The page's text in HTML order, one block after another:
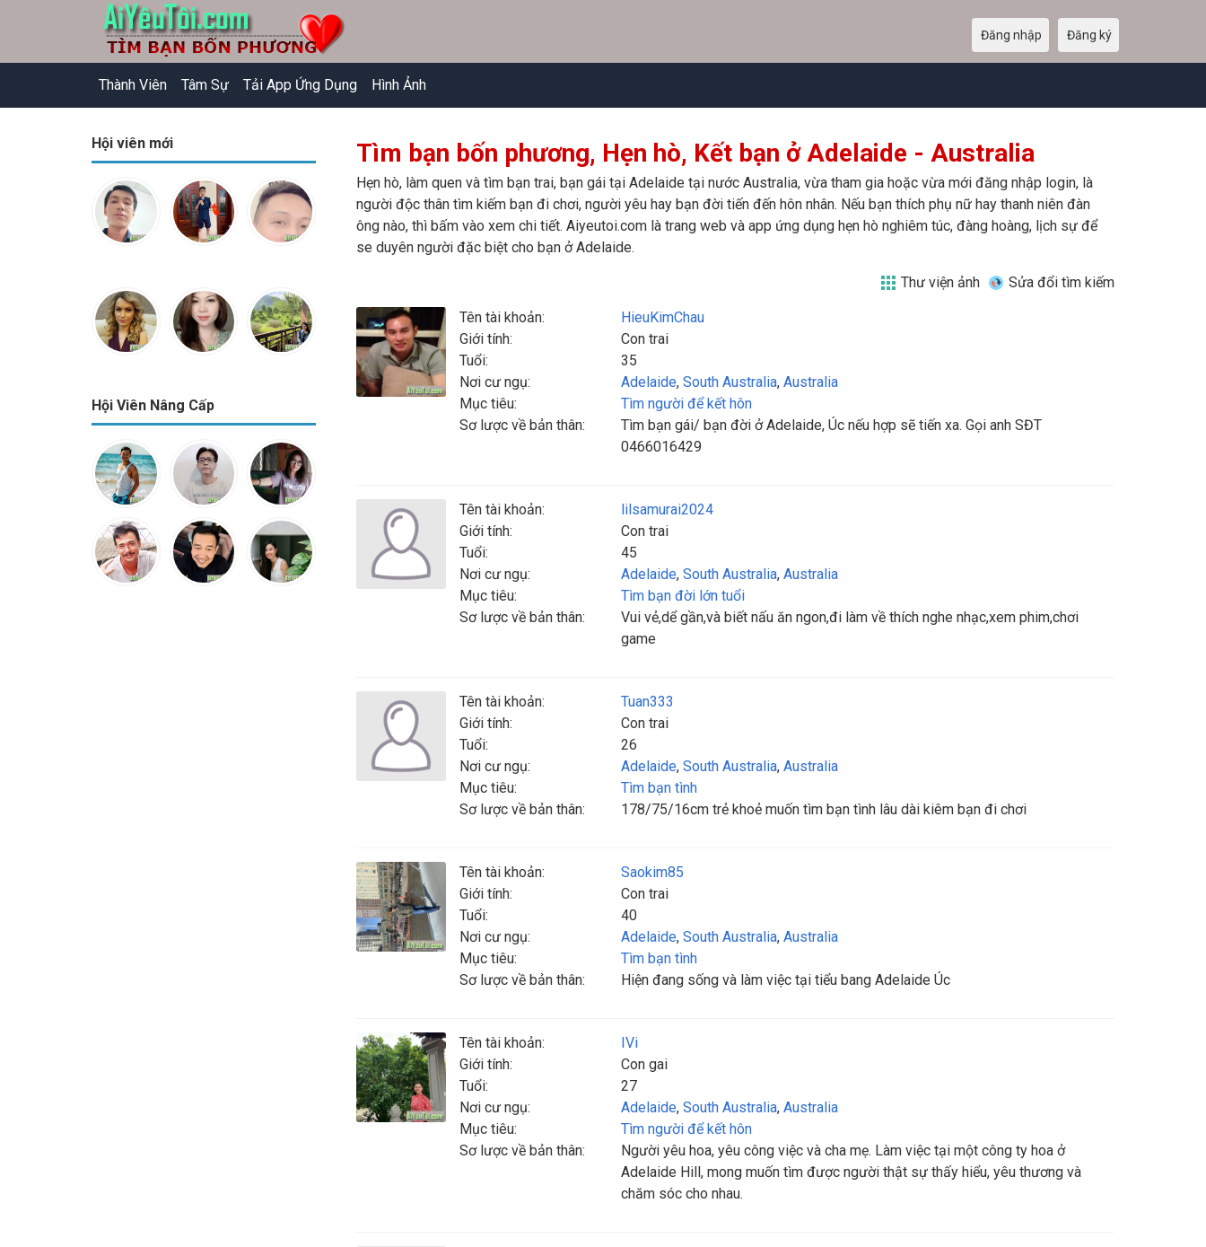
Thành Viên Tâm Sự Tải App Ứng Dụng Hình Ảnh
Đăng nhập Đăng ký
Hội viên mới
Hội Viên Nâng Cấp
Tìm bạn bốn phương, Hẹn hò, Kết bạn ở Adelaide - Australia
Hẹn hò, làm quen và tìm bạn trai, bạn gái tại Adelaide tại nước Australia, vừa tham gia hoặc vừa mới đăng nhập login, là
người độc thân tìm kiếm bạn đi chơi, người yêu hay bạn đời tiến đến hôn nhân. Nếu bạn thích phụ nữ hay thanh niên đàn
ông nào, thì bấm vào xem chi tiết. Aiyeutoi.com là trang web và app ứng dụng hẹn hò nghiêm túc, đàng hoàng, lịch sự để
se duyên người đặc biệt cho bạn ở Adelaide.
Thư viện ảnh Sửa đổi tìm kiếm
Tên tài khoản:
HieuKimChau
Giới tính:
Con trai
Tuổi:
35
Nơi cư ngụ:
Adelaide, South Australia, Australia
Mục tiêu:
Tìm người để kết hôn
Sơ lược về bản thân:
Tìm bạn gái/ bạn đời ở Adelaide, Úc nếu hợp sẽ tiến xa. Gọi anh SĐT
0466016429
Tên tài khoản:
lilsamurai2024
Giới tính:
Con trai
Tuổi:
45
Nơi cư ngụ:
Adelaide, South Australia, Australia
Mục tiêu:
Tìm bạn đời lớn tuổi
Sơ lược về bản thân:
Vui vẻ,dể gần,và biết nấu ăn ngon,đi làm về thích nghe nhạc,xem phim,chơi
game
Tên tài khoản:
Tuan333
Giới tính:
Con trai
Tuổi:
26
Nơi cư ngụ:
Adelaide, South Australia, Australia
Mục tiêu:
Tìm bạn tình
Sơ lược về bản thân:
178/75/16cm trẻ khoẻ muốn tìm bạn tình lâu dài kiêm bạn đi chơi
Tên tài khoản:
Saokim85
Giới tính:
Con trai
Tuổi:
40
Nơi cư ngụ:
Adelaide, South Australia, Australia
Mục tiêu:
Tìm bạn tình
Sơ lược về bản thân:
Hiện đang sống và làm việc tại tiểu bang Adelaide Úc
Tên tài khoản:
IVi
Giới tính:
Con gai
Tuổi:
27
Nơi cư ngụ:
Adelaide, South Australia, Australia
Mục tiêu:
Tìm người để kết hôn
Sơ lược về bản thân:
Người yêu hoa, yêu công việc và cha mẹ. Làm việc tại một công ty hoa ở
Adelaide Hill, mong muốn tìm được người thật sự thấy hiểu, yêu thương và
chăm sóc cho nhau.